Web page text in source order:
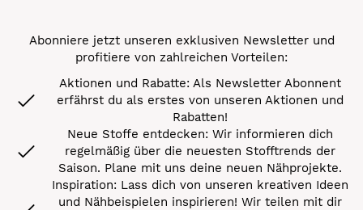
Abonniere jetzt unseren exklusiven Newsletter und
profitiere von zahlreichen Vorteilen:
Aktionen und Rabatte: Als Newsletter Abonnent
erfährst du als erstes von unseren Aktionen und
Rabatten!
Neue Stoffe entdecken: Wir informieren dich
regelmäßig über die neuesten Stofftrends der
Saison. Plane mit uns deine neuen Nähprojekte.
Inspiration: Lass dich von unseren kreativen Ideen
und Nähbeispielen inspirieren! Wir teilen mit dir